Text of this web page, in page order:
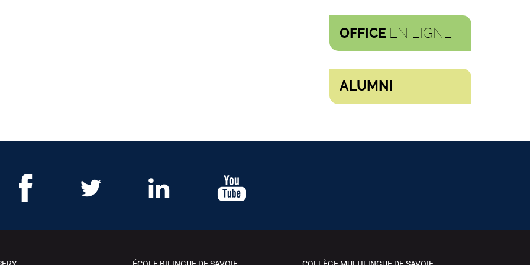
OFFICE EN LIGNE
ALUMNI